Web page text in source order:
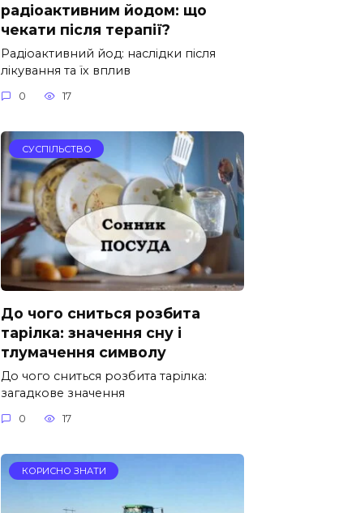
радіоактивним йодом: що
чекати після терапії?
Радіоактивний йод: наслідки після
лікування та їх вплив
0 17
СУСПІЛЬСТВО
До чого сниться розбита
тарілка: значення сну і
тлумачення символу
До чого сниться розбита тарілка:
загадкове значення
0 17
КОРИСНО ЗНАТИ